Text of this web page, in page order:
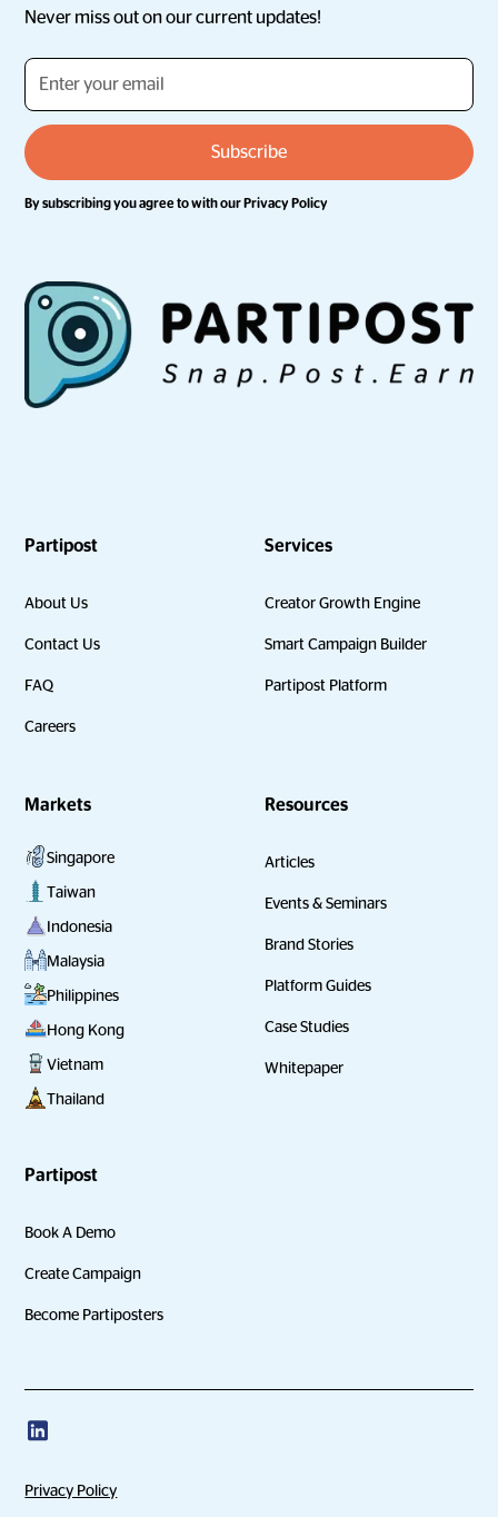
Never miss out on our current updates!
By subscribing you agree to with ourPrivacy Policy
Partipost
About Us
Contact Us
FAQ
Careers
Services
Creator Growth Engine
Smart Campaign Builder
Partipost Platform
Markets
Singapore
Taiwan
Indonesia
Malaysia
Philippines
Hong Kong
Vietnam
Thailand
Resources
Articles
Events & Seminars
Brand Stories
Platform Guides
Case Studies
Whitepaper
Partipost
Book A Demo
Create Campaign
Become Partiposters
Privacy Policy